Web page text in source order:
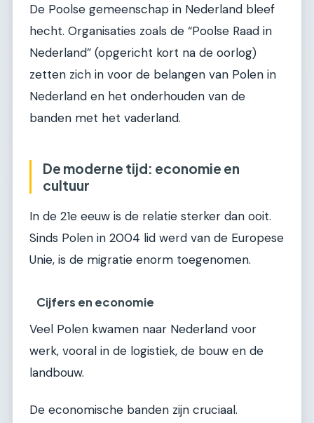
De Poolse gemeenschap in Nederland bleef
hecht. Organisaties zoals de “Poolse Raad in
Nederland” (opgericht kort na de oorlog)
zetten zich in voor de belangen van Polen in
Nederland en het onderhouden van de
banden met het vaderland.
De moderne tijd: economie en
cultuur
In de 21e eeuw is de relatie sterker dan ooit.
Sinds Polen in 2004 lid werd van de Europese
Unie, is de migratie enorm toegenomen.
Cijfers en economie
Veel Polen kwamen naar Nederland voor
werk, vooral in de logistiek, de bouw en de
landbouw.
De economische banden zijn cruciaal.